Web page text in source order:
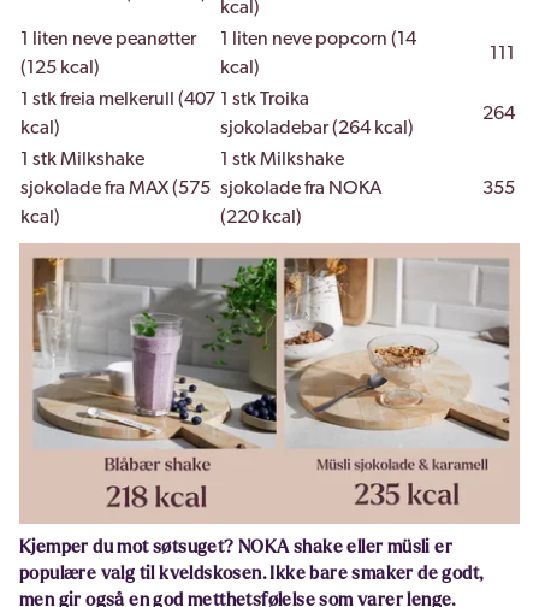
kcal)
1 liten neve peanøtter
(125 kcal)
1 liten neve popcorn (14
kcal)
111
1 stk freia melkerull (407
kcal)
1 stk Troika
sjokoladebar (264 kcal)
264
1 stk Milkshake
sjokolade fra MAX (575
kcal)
1 stk Milkshake
sjokolade fra NOKA
(220 kcal)
355
Kjemper du mot søtsuget? NOKA shake eller müsli er
populære valg til kveldskosen. Ikke bare smaker de godt,
men gir også en god metthetsfølelse som varer lenge.